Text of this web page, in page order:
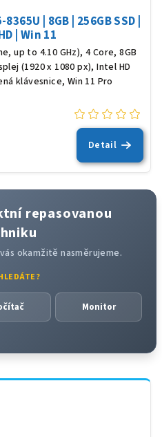
| 8GB | 256GB SSD |
| Win 11
up to 4.10 GHz), 4 Core, 8GB
(1920 x 1080 px), Intel HD
klávesnice, Win 11 Pro
Detail
repasovanou
okamžitě nasměrujeme.
Monitor